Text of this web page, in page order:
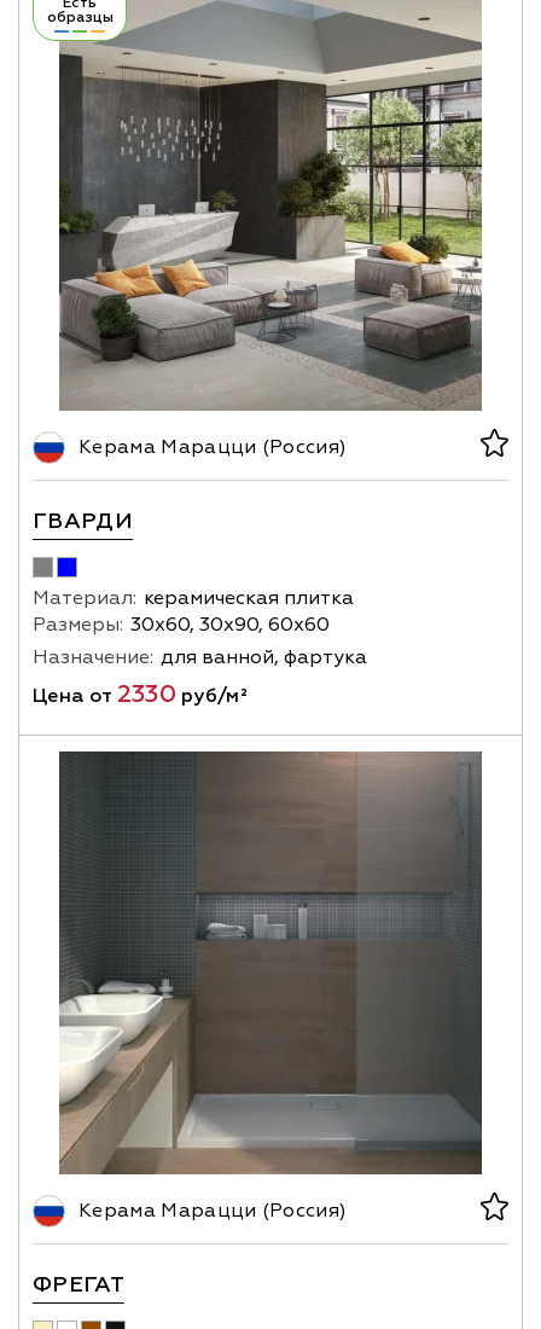
образцы
Керама Марацци (Россия)
ГВАРДИ
Материал: керамическая плитка
Размеры: 30х60, 30х90, 60х60
Назначение: для ванной, фартука
Цена от 2330 руб/м²
Керама Марацци (Россия)
ФРЕГАТ